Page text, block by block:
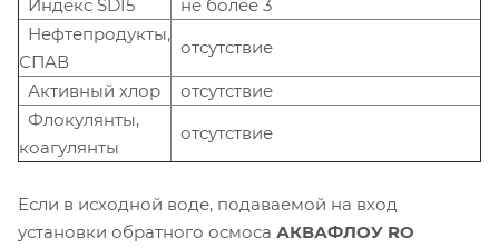
Индекс SDI5
не более 3
Нефтепродукты,
СПАВ
отсутствие
Активный хлор
отсутствие
Флокулянты,
коагулянты
отсутствие
Если в исходной воде, подаваемой на вход
установки обратного осмоса АКВАФЛОУ RO